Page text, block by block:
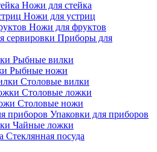
Ножи для стейка
Ножи для устриц
Ножи для фруктов
Приборы для
Рыбные вилки
Рыбные ножи
Столовые вилки
Столовые ложки
Столовые ножи
Упаковки для приборов
Чайные ложки
Стеклянная посуда